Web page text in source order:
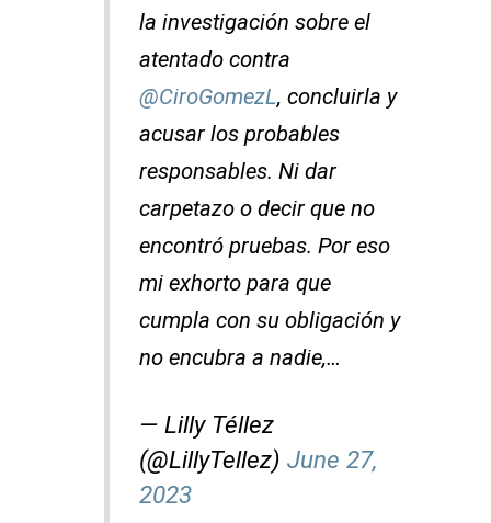
la investigación sobre el
atentado contra
@CiroGomezL, concluirla y
acusar los probables
responsables. Ni dar
carpetazo o decir que no
encontró pruebas. Por eso
mi exhorto para que
cumpla con su obligación y
no encubra a nadie,…
— Lilly Téllez
(@LillyTellez)June 27,
2023